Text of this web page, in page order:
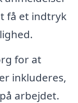
få et indtryk
for at
inkluderes,
arbejdet.